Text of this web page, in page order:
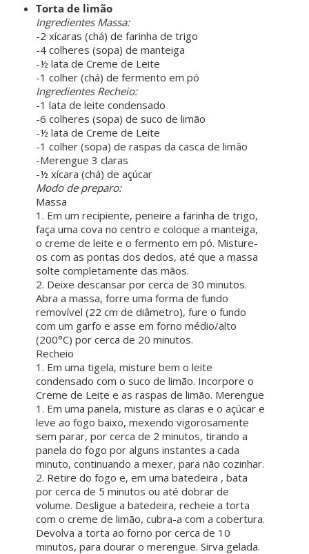
Torta de limão
Ingredientes Massa:
-2 xícaras (chá) de farinha de trigo
-4 colheres (sopa) de manteiga
-½ lata de Creme de Leite
-1 colher (chá) de fermento em pó
Ingredientes Recheio:
-1 lata de leite condensado
-6 colheres (sopa) de suco de limão
-½ lata de Creme de Leite
-1 colher (sopa) de raspas da casca de limão
-Merengue 3 claras
-½ xícara (chá) de açúcar
Modo de preparo:
Massa
1. Em um recipiente, peneire a farinha de trigo,
faça uma cova no centro e coloque a manteiga,
o creme de leite e o fermento em pó. Misture-
os com as pontas dos dedos, até que a massa
solte completamente das mãos.
2. Deixe descansar por cerca de 30 minutos.
Abra a massa, forre uma forma de fundo
removível (22 cm de diâmetro), fure o fundo
com um garfo e asse em forno médio/alto
(200°C) por cerca de 20 minutos.
Recheio
1. Em uma tigela, misture bem o leite
condensado com o suco de limão. Incorpore o
Creme de Leite e as raspas de limão. Merengue
1. Em uma panela, misture as claras e o açúcar e
leve ao fogo baixo, mexendo vigorosamente
sem parar, por cerca de 2 minutos, tirando a
panela do fogo por alguns instantes a cada
minuto, continuando a mexer, para não cozinhar.
2. Retire do fogo e, em uma batedeira , bata
por cerca de 5 minutos ou até dobrar de
volume. Desligue a batedeira, recheie a torta
com o creme de limão, cubra-a com a cobertura.
Devolva a torta ao forno por cerca de 10
minutos, para dourar o merengue. Sirva gelada.